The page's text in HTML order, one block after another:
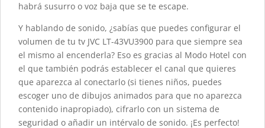
habrá susurro o voz baja que se te escape.
Y hablando de sonido, ¿sabías que puedes configurar el
volumen de tu tv JVC LT-43VU3900 para que siempre sea
el mismo al encenderla? Eso es gracias al Modo Hotel con
el que también podrás establecer el canal que quieres
que aparezca al conectarlo (si tienes niños, puedes
escoger uno de dibujos animados para que no aparezca
contenido inapropiado), cifrarlo con un sistema de
seguridad o añadir un intérvalo de sonido. ¡Es perfecto!